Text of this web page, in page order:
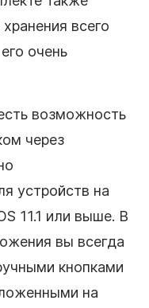
всего
очень
возможность
через
устройств на
11.1 или выше. В
вы всегда
кнопками
на